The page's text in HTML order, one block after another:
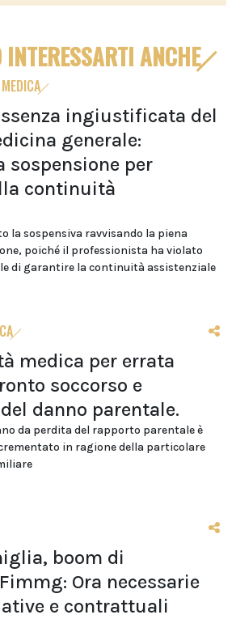
INTERESSARTI ANCHE
ingiustificata del
generale:
sospensione per
continuità
la sospensiva ravvisando la piena
poiché il professionista ha violato
di garantire la continuità assistenziale
medica per errata
soccorso e
danno parentale.
da perdita del rapporto parentale è
in ragione della particolare
boom di
Ora necessarie
e contrattuali